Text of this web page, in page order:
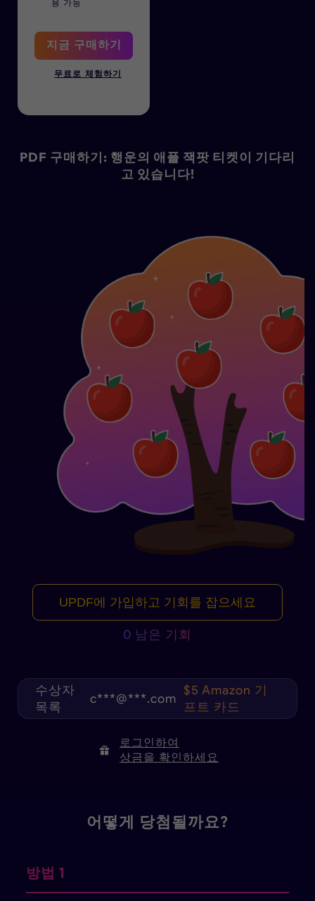
용 가능
지금 구매하기
무료로 체험하기
PDF 구매하기: 행운의 애플 잭팟 티켓이 기다리
고 있습니다!
UPDF에 가입하고 기회를 잡으세요
0 남은 기회
수상자
목록
t6***@***.com 1개월 AI
c***@***.com 1개월 AI
v***@***.com 1개월 AI
e***@***.com
$20 Amazon 기
프트 카드
m5***@***.com
3개월 AI
bh5***@***.de
c***@***.com
로그인하여
상금을 확인하세요
어떻게 당첨될까요?
방법 1